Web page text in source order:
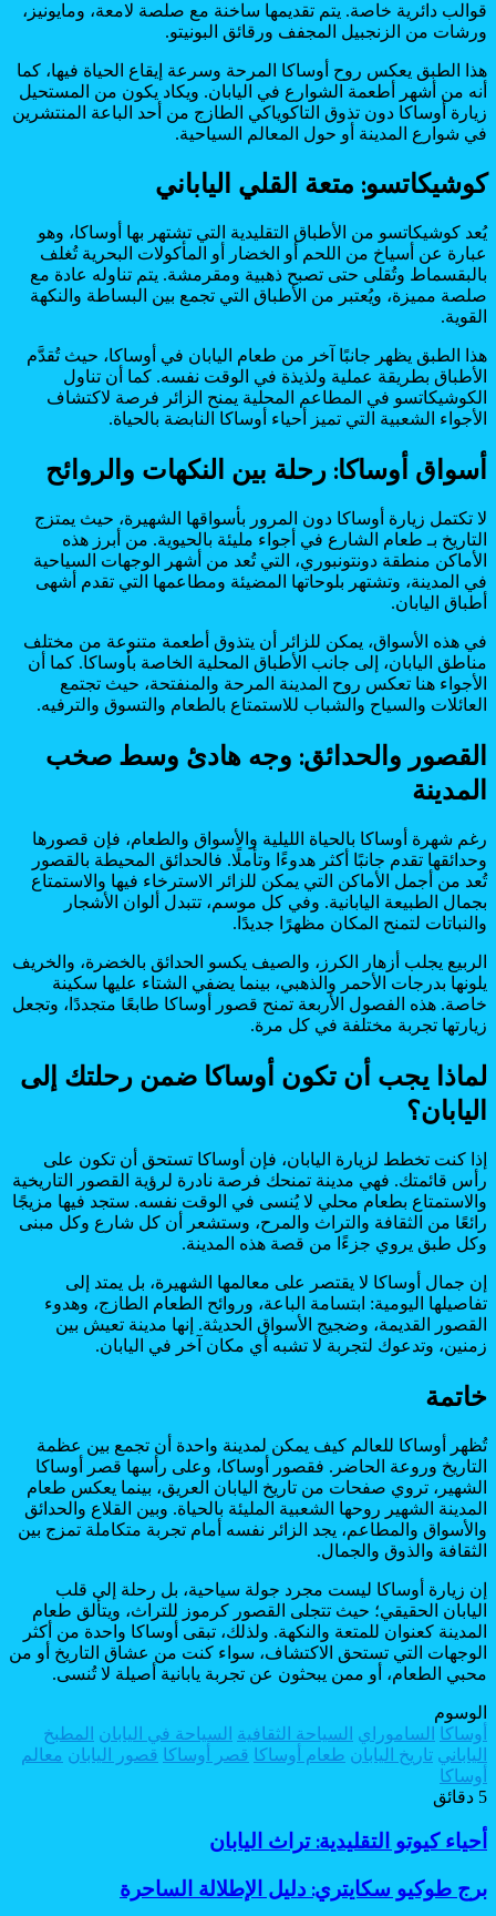
قوالب دائرية خاصة. يتم تقديمها ساخنة مع صلصة لامعة، ومايونيز،
ورشات من الزنجبيل المجفف ورقائق البونيتو.
هذا الطبق يعكس روح أوساكا المرحة وسرعة إيقاع الحياة فيها، كما
أنه من أشهر أطعمة الشوارع في اليابان. ويكاد يكون من المستحيل
زيارة أوساكا دون تذوق التاكوياكي الطازج من أحد الباعة المنتشرين
في شوارع المدينة أو حول المعالم السياحية.
كوشيكاتسو: متعة القلي الياباني
يُعد كوشيكاتسو من الأطباق التقليدية التي تشتهر بها أوساكا، وهو
عبارة عن أسياخ من اللحم أو الخضار أو المأكولات البحرية تُغلف
بالبقسماط وتُقلى حتى تصبح ذهبية ومقرمشة. يتم تناوله عادة مع
صلصة مميزة، ويُعتبر من الأطباق التي تجمع بين البساطة والنكهة
القوية.
هذا الطبق يظهر جانبًا آخر من طعام اليابان في أوساكا، حيث تُقدَّم
الأطباق بطريقة عملية ولذيذة في الوقت نفسه. كما أن تناول
الكوشيكاتسو في المطاعم المحلية يمنح الزائر فرصة لاكتشاف
الأجواء الشعبية التي تميز أحياء أوساكا النابضة بالحياة.
أسواق أوساكا: رحلة بين النكهات والروائح
لا تكتمل زيارة أوساكا دون المرور بأسواقها الشهيرة، حيث يمتزج
التاريخ بـ طعام الشارع في أجواء مليئة بالحيوية. من أبرز هذه
الأماكن منطقة دونتونبوري، التي تُعد من أشهر الوجهات السياحية
في المدينة، وتشتهر بلوحاتها المضيئة ومطاعمها التي تقدم أشهى
أطباق اليابان.
في هذه الأسواق، يمكن للزائر أن يتذوق أطعمة متنوعة من مختلف
مناطق اليابان، إلى جانب الأطباق المحلية الخاصة بأوساكا. كما أن
الأجواء هنا تعكس روح المدينة المرحة والمنفتحة، حيث تجتمع
العائلات والسياح والشباب للاستمتاع بالطعام والتسوق والترفيه.
القصور والحدائق: وجه هادئ وسط صخب
المدينة
رغم شهرة أوساكا بالحياة الليلية والأسواق والطعام، فإن قصورها
وحدائقها تقدم جانبًا أكثر هدوءًا وتأملًا. فالحدائق المحيطة بالقصور
تُعد من أجمل الأماكن التي يمكن للزائر الاسترخاء فيها والاستمتاع
بجمال الطبيعة اليابانية. وفي كل موسم، تتبدل ألوان الأشجار
والنباتات لتمنح المكان مظهرًا جديدًا.
الربيع يجلب أزهار الكرز، والصيف يكسو الحدائق بالخضرة، والخريف
يلونها بدرجات الأحمر والذهبي، بينما يضفي الشتاء عليها سكينة
خاصة. هذه الفصول الأربعة تمنح قصور أوساكا طابعًا متجددًا، وتجعل
زيارتها تجربة مختلفة في كل مرة.
لماذا يجب أن تكون أوساكا ضمن رحلتك إلى
اليابان؟
إذا كنت تخطط لزيارة اليابان، فإن أوساكا تستحق أن تكون على
رأس قائمتك. فهي مدينة تمنحك فرصة نادرة لرؤية القصور التاريخية
والاستمتاع بطعام محلي لا يُنسى في الوقت نفسه. ستجد فيها مزيجًا
رائعًا من الثقافة والتراث والمرح، وستشعر أن كل شارع وكل مبنى
وكل طبق يروي جزءًا من قصة هذه المدينة.
إن جمال أوساكا لا يقتصر على معالمها الشهيرة، بل يمتد إلى
تفاصيلها اليومية: ابتسامة الباعة، وروائح الطعام الطازج، وهدوء
القصور القديمة، وضجيج الأسواق الحديثة. إنها مدينة تعيش بين
زمنين، وتدعوك لتجربة لا تشبه أي مكان آخر في اليابان.
خاتمة
تُظهر أوساكا للعالم كيف يمكن لمدينة واحدة أن تجمع بين عظمة
التاريخ وروعة الحاضر. فقصور أوساكا، وعلى رأسها قصر أوساكا
الشهير، تروي صفحات من تاريخ اليابان العريق، بينما يعكس طعام
المدينة الشهير روحها الشعبية المليئة بالحياة. وبين القلاع والحدائق
والأسواق والمطاعم، يجد الزائر نفسه أمام تجربة متكاملة تمزج بين
الثقافة والذوق والجمال.
إن زيارة أوساكا ليست مجرد جولة سياحية، بل رحلة إلى قلب
اليابان الحقيقي؛ حيث تتجلى القصور كرموز للتراث، ويتألق طعام
المدينة كعنوان للمتعة والنكهة. ولذلك، تبقى أوساكا واحدة من أكثر
الوجهات التي تستحق الاكتشاف، سواء كنت من عشاق التاريخ أو من
محبي الطعام، أو ممن يبحثون عن تجربة يابانية أصيلة لا تُنسى.
الوسوم
أوساكا
الساموراي السياحة الثقافية السياحة في اليابان
المطبخ
الياباني تاريخ اليابان طعام أوساكا قصر أوساكا قصور اليابان معالم
أوساكا
5 دقائق
أحياء
كيوتو
التقليدية:
تراث
أحياء كيوتو التقليدية: تراث اليابان
برج
طوكيو
برج طوكيو سكايتري: دليل الإطلالة الساحرة